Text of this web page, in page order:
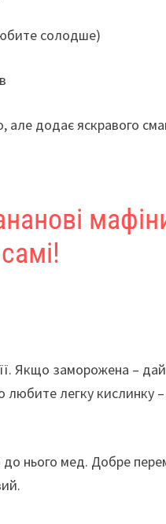
солодше)
але додає яскравого
Якщо заморожена –
легку кислинку
нього мед. Добре